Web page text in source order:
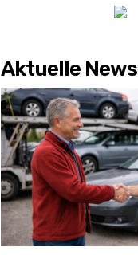
Aktuelle News